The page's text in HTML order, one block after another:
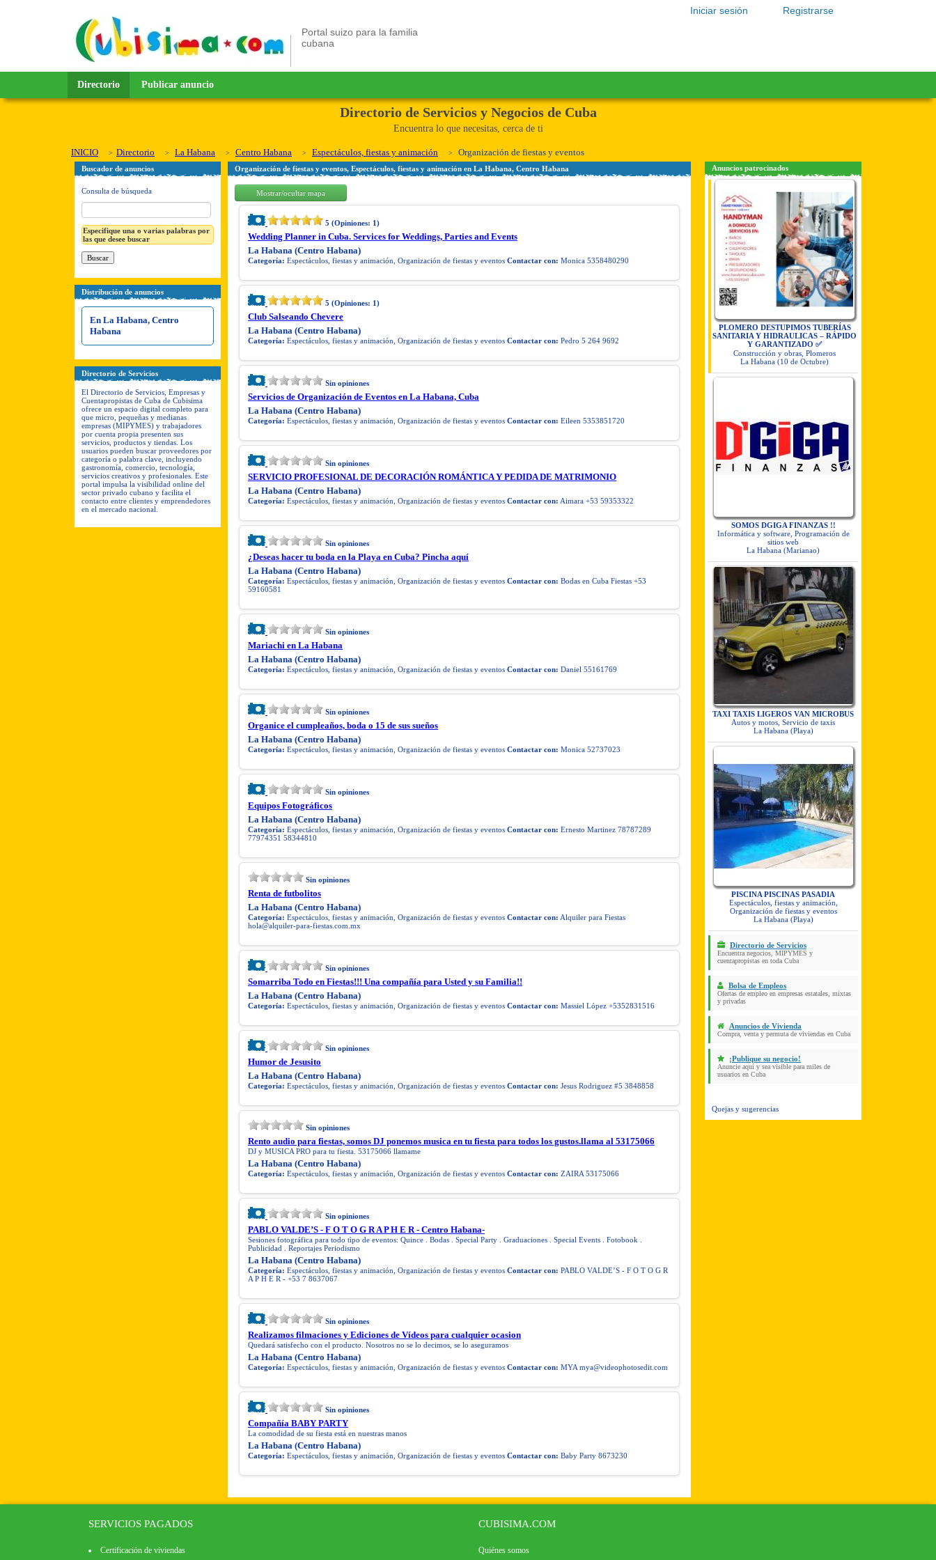
Registrarse
Iniciar sesión
Portal suizo para la familia
cubana
Directorio Publicar anuncio
Directorio de Servicios y Negocios de Cuba
Encuentra lo que necesitas, cerca de ti
INICIO Directorio La Habana Centro Habana Espectáculos, fiestas y animación Organización de fiestas y eventos
Buscador de anuncios
Consulta de búsqueda
Especifique una o varias palabras por
las que desee buscar
Distribución de anuncios
En La Habana, Centro
Habana
Directorio de Servicios
El Directorio de Servicios, Empresas y
Cuentapropistas de Cuba de Cubisima
ofrece un espacio digital completo para
que micro, pequeñas y medianas
empresas (MIPYMES) y trabajadores
por cuenta propia presenten sus
servicios, productos y tiendas. Los
usuarios pueden buscar proveedores por
categoría o palabra clave, incluyendo
gastronomía, comercio, tecnología,
servicios creativos y profesionales. Este
portal impulsa la visibilidad online del
sector privado cubano y facilita el
contacto entre clientes y emprendedores
en el mercado nacional.
Organización de fiestas y eventos, Espectáculos, fiestas y animación en La Habana, Centro Habana
Mostrar/ocultar mapa
5 (Opiniones: 1)
Wedding Planner in Cuba. Services for Weddings, Parties and Events
La Habana (Centro Habana)
Categoría: Espectáculos, fiestas y animación, Organización de fiestas y eventos Contactar con: Monica 5358480290
5 (Opiniones: 1)
Club Salseando Chevere
La Habana (Centro Habana)
Categoría: Espectáculos, fiestas y animación, Organización de fiestas y eventos Contactar con: Pedro 5 264 9692
Sin opiniones
Servicios de Organización de Eventos en La Habana, Cuba
La Habana (Centro Habana)
Categoría: Espectáculos, fiestas y animación, Organización de fiestas y eventos Contactar con: Eileen 5353851720
Sin opiniones
SERVICIO PROFESIONAL DE DECORACIÓN ROMÁNTICA Y PEDIDA DE MATRIMONIO
La Habana (Centro Habana)
Categoría: Espectáculos, fiestas y animación, Organización de fiestas y eventos Contactar con: Aimara +53 59353322
Sin opiniones
¿Deseas hacer tu boda en la Playa en Cuba? Pincha aquí
La Habana (Centro Habana)
Categoría: Espectáculos, fiestas y animación, Organización de fiestas y eventos Contactar con: Bodas en Cuba Fiestas +53
59160581
Sin opiniones
Mariachi en La Habana
La Habana (Centro Habana)
Categoría: Espectáculos, fiestas y animación, Organización de fiestas y eventos Contactar con: Daniel 55161769
Sin opiniones
Organice el cumpleaños, boda o 15 de sus sueños
La Habana (Centro Habana)
Categoría: Espectáculos, fiestas y animación, Organización de fiestas y eventos Contactar con: Monica 52737023
Sin opiniones
Equipos Fotográficos
La Habana (Centro Habana)
Categoría: Espectáculos, fiestas y animación, Organización de fiestas y eventos Contactar con: Ernesto Martinez 78787289
77974351 58344810
Sin opiniones
Renta de futbolitos
La Habana (Centro Habana)
Categoría: Espectáculos, fiestas y animación, Organización de fiestas y eventos Contactar con: Alquiler para Fiestas
hola@alquiler-para-fiestas.com.mx
Sin opiniones
Somarriba Todo en Fiestas!!! Una compañía para Usted y su Familia!!
La Habana (Centro Habana)
Categoría: Espectáculos, fiestas y animación, Organización de fiestas y eventos Contactar con: Massiel López +5352831516
Sin opiniones
Humor de Jesusito
La Habana (Centro Habana)
Categoría: Espectáculos, fiestas y animación, Organización de fiestas y eventos Contactar con: Jesus Rodriguez #5 3848858
Sin opiniones
Rento audio para fiestas, somos DJ ponemos musica en tu fiesta para todos los gustos.llama al 53175066
DJ y MUSICA PRO para tu fiesta. 53175066 llamame
La Habana (Centro Habana)
Categoría: Espectáculos, fiestas y animación, Organización de fiestas y eventos Contactar con: ZAIRA 53175066
Sin opiniones
PABLO VALDE’S - F O T O G R A P H E R - Centro Habana-
Sesiones fotográfica para todo tìpo de eventos: Quince . Bodas . Special Party . Graduaciones . Special Events . Fotobook .
Publicidad . Reportajes Periodismo
La Habana (Centro Habana)
Categoría: Espectáculos, fiestas y animación, Organización de fiestas y eventos Contactar con: PABLO VALDE’S - F O T O G R
A P H E R - +53 7 8637067
Sin opiniones
Realizamos filmaciones y Ediciones de Vídeos para cualquier ocasion
Quedará satisfecho con el producto. Nosotros no se lo decimos, se lo aseguramos
La Habana (Centro Habana)
Categoría: Espectáculos, fiestas y animación, Organización de fiestas y eventos Contactar con: MYA mya@videophotosedit.com
Sin opiniones
Compañía BABY PARTY
La comodidad de su fiesta está en nuestras manos
La Habana (Centro Habana)
Categoría: Espectáculos, fiestas y animación, Organización de fiestas y eventos Contactar con: Baby Party 8673230
Anuncios patrocinados
PLOMERO DESTUPIMOS TUBERÍAS
SANITARIA Y HIDRAULICAS – RÁPIDO
Y GARANTIZADO ✅
Construcción y obras, Plomeros
La Habana (10 de Octubre)
SOMOS DGIGA FINANZAS !!
Informática y software, Programación de
sitios web
La Habana (Marianao)
TAXI TAXIS LIGEROS VAN MICROBUS
Autos y motos, Servicio de taxis
La Habana (Playa)
PISCINA PISCINAS PASADIA
Espectáculos, fiestas y animación,
Organización de fiestas y eventos
La Habana (Playa)
Directorio de Servicios
Encuentra negocios, MIPYMES y
cuentapropistas en toda Cuba
Bolsa de Empleos
Ofertas de empleo en empresas estatales, mixtas
y privadas
Anuncios de Vivienda
Compra, venta y permuta de viviendas en Cuba
¡Publique su negocio!
Anuncie aquí y sea visible para miles de
usuarios en Cuba
Quejas y sugerencias
SERVICIOS PAGADOS
Certificación de viviendas
CUBISIMA.COM
Quiénes somos